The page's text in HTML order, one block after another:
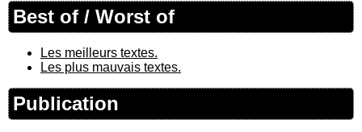
Best of / Worst of
Les meilleurs textes.
Les plus mauvais textes.
Publication